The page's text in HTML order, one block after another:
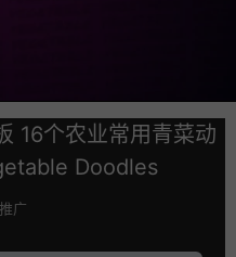
16个农业常用青菜动
Doodles
推广